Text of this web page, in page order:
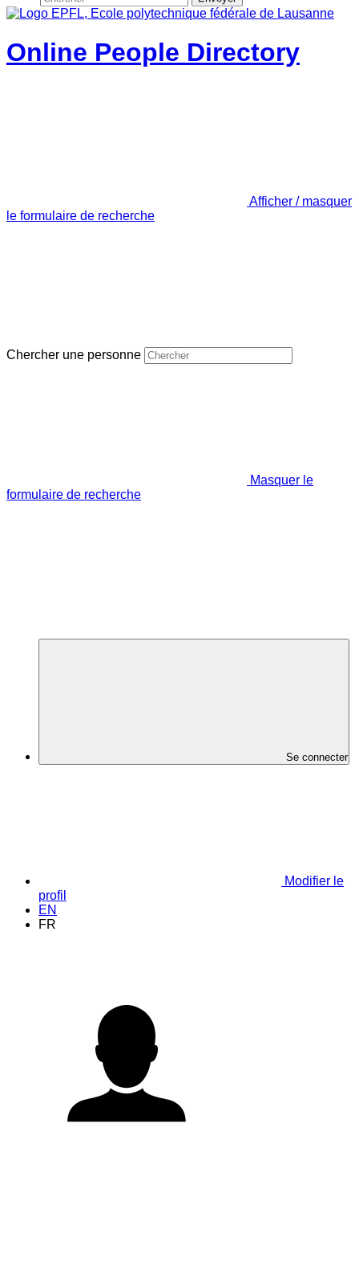
Online People Directory
Afficher / masquer
le formulaire de recherche
Chercher une personne
Masquer le
formulaire de recherche
Se connecter
Modifier le
profil
EN
FR